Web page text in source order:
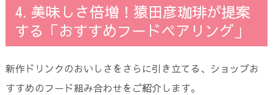
4. 美味しさ倍増！猿田彦珈琲が提案
する「おすすめフードペアリング」
新作ドリンクのおいしさをさらに引き立てる、ショップお
すすめのフード組み合わせをご紹介します。